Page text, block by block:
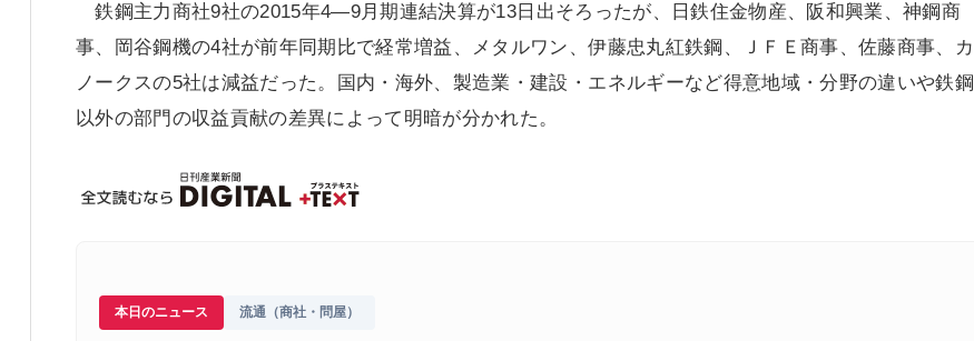
鉄鋼主力商社9社の2015年4―9月期連結決算が13日出そろったが、日鉄住金物産、阪和興業、神鋼商
事、岡谷鋼機の4社が前年同期比で経常増益、メタルワン、伊藤忠丸紅鉄鋼、ＪＦＥ商事、佐藤商事、カ
ノークスの5社は減益だった。国内・海外、製造業・建設・エネルギーなど得意地域・分野の違いや鉄鋼
以外の部門の収益貢献の差異によって明暗が分かれた。
本日のニュース 流通（商社・問屋）